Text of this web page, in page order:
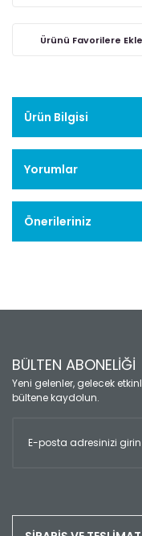
Ürün Bilgisi
Yorumlar
Önerileriniz
BÜLTEN ABONELİĞİ
Yeni gelenler, gelecek
bültene kaydolun.